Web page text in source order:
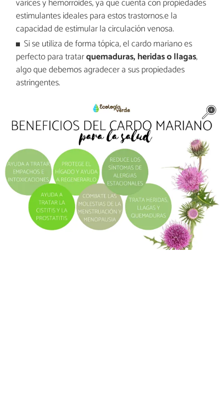
varices y hemorroides, ya que cuenta con propiedades
estimulantes ideales para estos trastornos.e la
capacidad de estimular la circulación venosa.
Si se utiliza de forma tópica, el cardo mariano es
perfecto para tratarquemaduras, heridas o llagas,
algo que debemos agradecer a sus propiedades
astringentes.